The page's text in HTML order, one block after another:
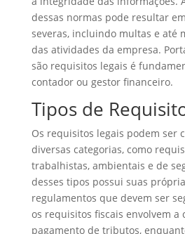
dessas normas pode resultar
severas, incluindo multas e até
das atividades da empresa.
são requisitos legais é
contador ou gestor financeiro.
Tipos de
Os requisitos legais podem ser
diversas categorias, como
trabalhistas, ambientais e de
desses tipos possui suas
regulamentos que devem ser
os requisitos fiscais envolvem a
pagamento de tributos,